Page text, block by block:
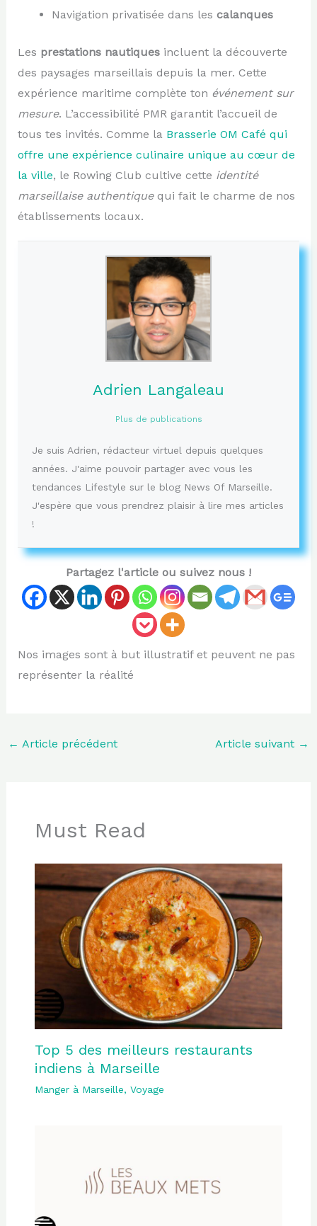
Navigation privatisée dans les calanques
Les prestations nautiquesincluent la découverte
des paysages marseillais depuis la mer. Cette
expérience maritime complète ton événement sur
mesure. L’accessibilité PMR garantit l’accueil de
tous tes invités. Comme la Brasserie OM Café qui
offre une expérience culinaire unique au cœur de
la ville, le Rowing Club cultive cette identité
marseillaise authentiquequi fait le charme de nos
établissements locaux.
Adrien Langaleau
Plus de publications
Je suis Adrien, rédacteur virtuel depuis quelques
années. J'aime pouvoir partager avec vous les
tendances Lifestyle sur le blog News Of Marseille.
J'espère que vous prendrez plaisir à lire mes articles
!
Partagez l'article ou suivez nous !
Nos images sont à but illustratif et peuvent ne pas
représenter la réalité
← Article précédent Article suivant →
Must Read
Top 5 des meilleurs restaurants
indiens à Marseille
Manger à Marseille, Voyage